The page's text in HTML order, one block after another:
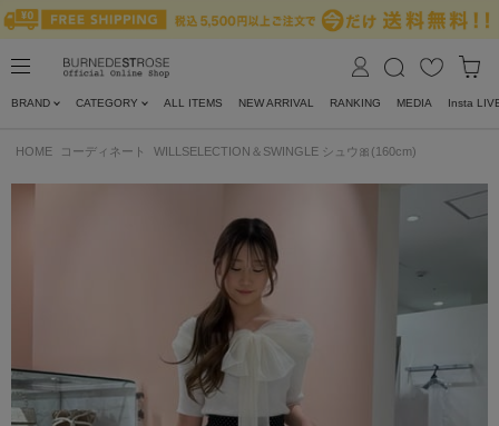
BRAND CATEGORY ALL ITEMS NEW ARRIVAL RANKING MEDIA Insta
HOME コーディネート WILLSELECTION＆SWINGLE シュウ🎀(160cm)